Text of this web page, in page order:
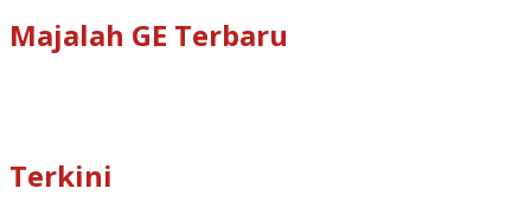
Majalah GE Terbaru
Terkini